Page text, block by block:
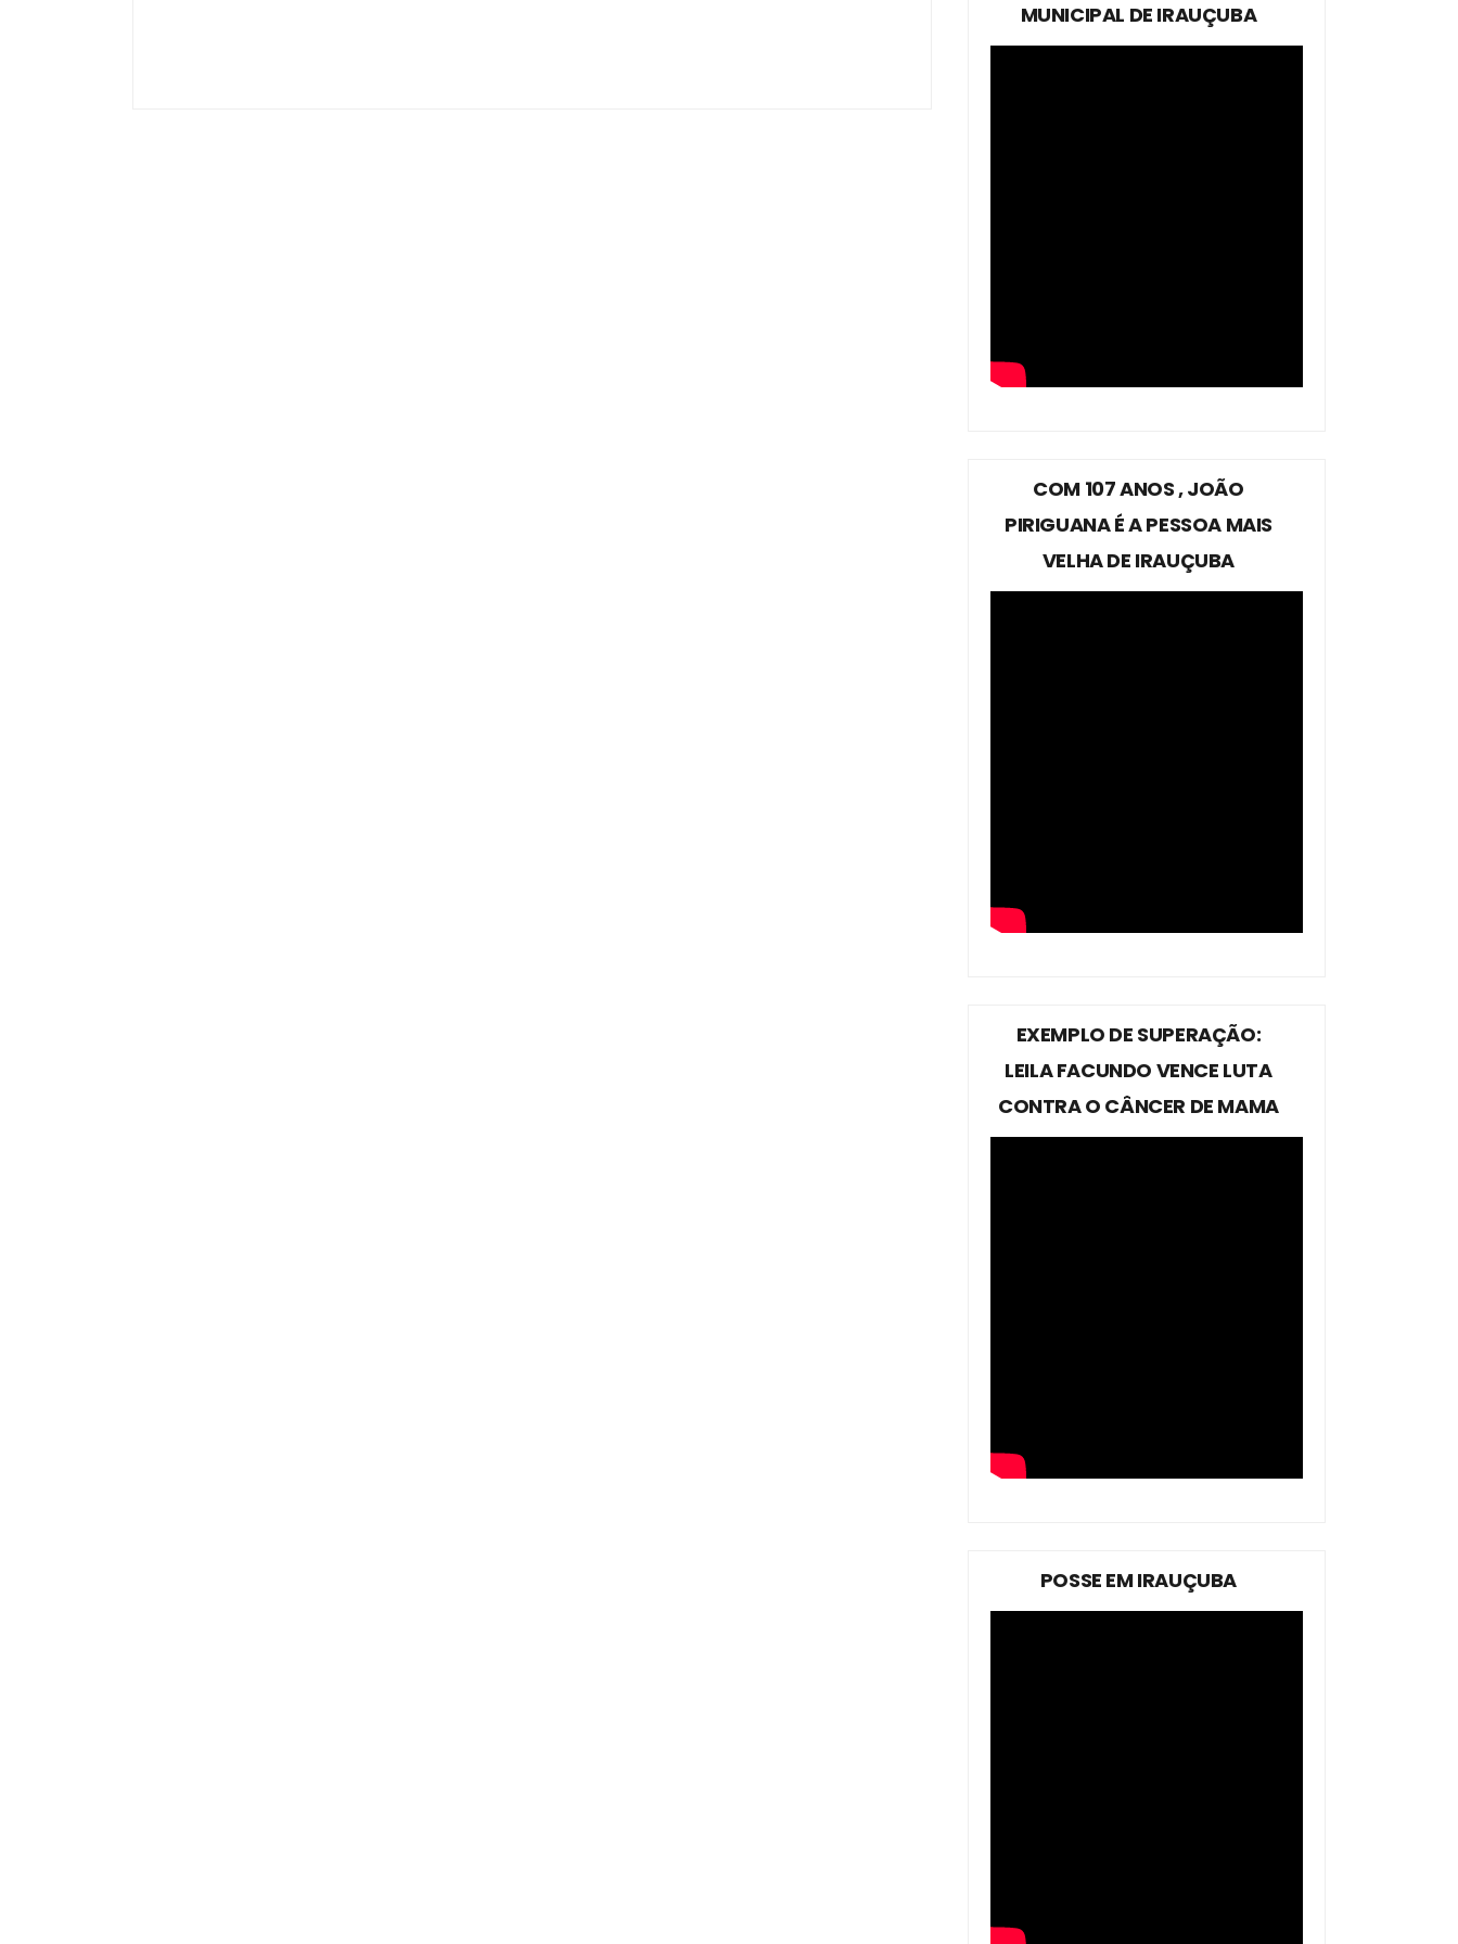
MUNICIPAL DE IRAUÇUBA
COM 107 ANOS , JOÃO
PIRIGUANA É A PESSOA MAIS
VELHA DE IRAUÇUBA
EXEMPLO DE SUPERAÇÃO:
LEILA FACUNDO VENCE LUTA
CONTRA O CÂNCER DE MAMA
POSSE EM IRAUÇUBA